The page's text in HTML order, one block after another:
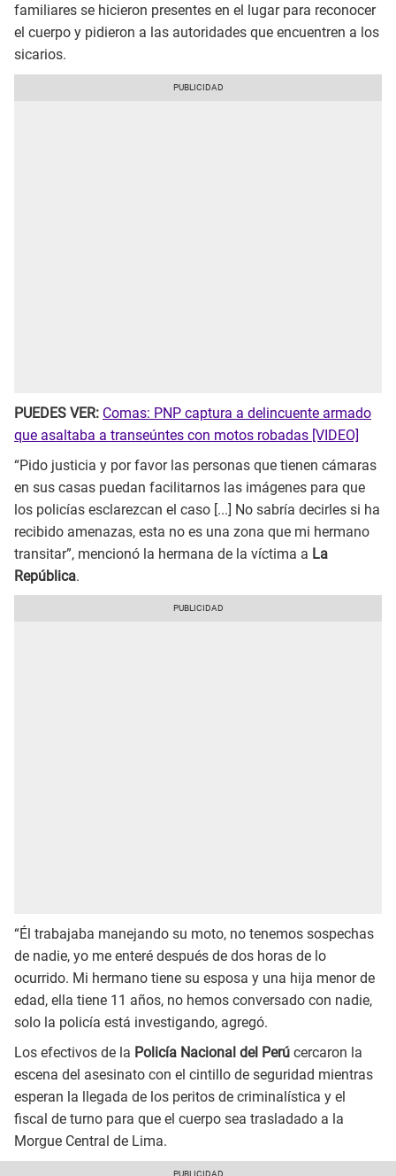
familiares se hicieron presentes en el lugar para reconocer
el cuerpo y pidieron a las autoridades que encuentren a los
sicarios.
PUEDES VER: Comas: PNP captura a delincuente armado
que asaltaba a transeúntes con motos robadas [VIDEO]
“Pido justicia y por favor las personas que tienen cámaras
en sus casas puedan facilitarnos las imágenes para que
los policías esclarezcan el caso [...] No sabría decirles si ha
recibido amenazas, esta no es una zona que mi hermano
transitar”, mencionó la hermana de la víctima a La
República.
“Él trabajaba manejando su moto, no tenemos sospechas
de nadie, yo me enteré después de dos horas de lo
ocurrido. Mi hermano tiene su esposa y una hija menor de
edad, ella tiene 11 años, no hemos conversado con nadie,
solo la policía está investigando, agregó.
Los efectivos de la Policía Nacional del Perú cercaron la
escena del asesinato con el cintillo de seguridad mientras
esperan la llegada de los peritos de criminalística y el
fiscal de turno para que el cuerpo sea trasladado a la
Morgue Central de Lima.